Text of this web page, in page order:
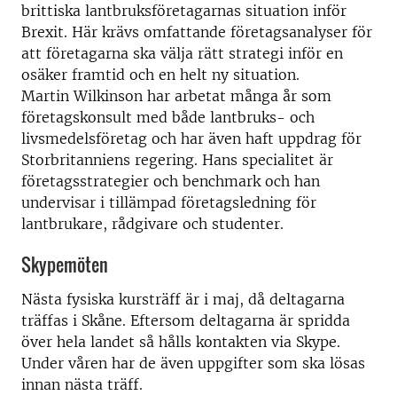
brittiska lantbruksföretagarnas situation inför
Brexit. Här krävs omfattande företagsanalyser för
att företagarna ska välja rätt strategi inför en
osäker framtid och en helt ny situation.
Martin Wilkinson har arbetat många år som
företagskonsult med både lantbruks- och
livsmedelsföretag och har även haft uppdrag för
Storbritanniens regering. Hans specialitet är
företagsstrategier och benchmark och han
undervisar i tillämpad företagsledning för
lantbrukare, rådgivare och studenter.
Skypemöten
Nästa fysiska kursträff är i maj, då deltagarna
träffas i Skåne. Eftersom deltagarna är spridda
över hela landet så hålls kontakten via Skype.
Under våren har de även uppgifter som ska lösas
innan nästa träff.